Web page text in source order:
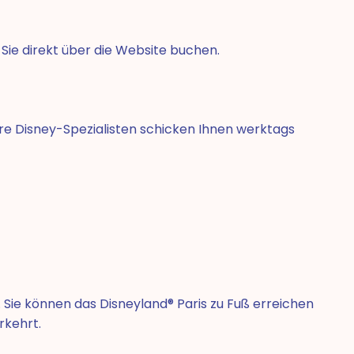
direkt über die Website buchen.
Disney-Spezialisten schicken Ihnen werktags
können das Disneyland® Paris zu Fuß erreichen